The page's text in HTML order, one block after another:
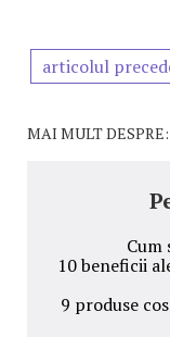
articolul
MAI MULT DESPRE:
Cum
10 beneficii
9 produse